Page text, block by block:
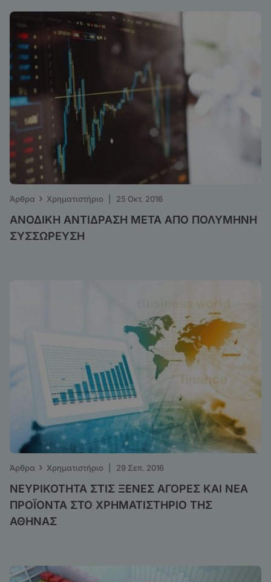
Άρθρα › Χρηματιστήριο 25 Οκτ. 2016
ΑΝΟΔΙΚΗ ΑΝΤΙΔΡΑΣΗ ΜΕΤΑ ΑΠΟ ΠΟΛΥΜΗΝΗ
ΣΥΣΣΩΡΕΥΣΗ
Άρθρα › Χρηματιστήριο 29 Σεπ. 2016
ΝΕΥΡΙΚΟΤΗΤΑ ΣΤΙΣ ΞΕΝΕΣ ΑΓΟΡΕΣ ΚΑΙ ΝΕΑ
ΠΡΟΪΟΝΤΑ ΣΤΟ ΧΡΗΜΑΤΙΣΤΗΡΙΟ ΤΗΣ
ΑΘΗΝΑΣ